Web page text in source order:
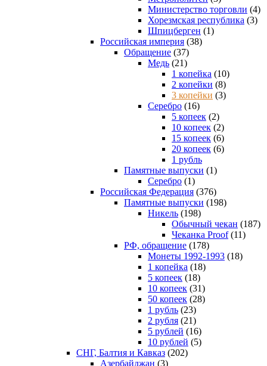
Министерство торговли (4)
Хорезмская республика (3)
Шпицберген (1)
Российская империя (38)
Обращение (37)
Медь (21)
1 копейка (10)
2 копейки (8)
3 копейки (3)
Серебро (16)
5 копеек (2)
10 копеек (2)
15 копеек (6)
20 копеек (6)
1 рубль
Памятные выпуски (1)
Серебро (1)
Российская Федерация (376)
Памятные выпуски (198)
Никель (198)
Обычный чекан (187)
Чеканка Proof(11)
РФ, обращение (178)
Монеты 1992-1993 (18)
1 копейка (18)
5 копеек (18)
10 копеек (31)
50 копеек (28)
1 рубль (23)
2 рубля (21)
5 рублей (16)
10 рублей (5)
СНГ, Балтия и Кавказ (202)
Азербайджан (3)